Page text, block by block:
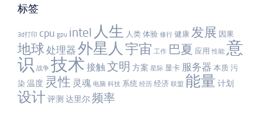
标签
3d打印 cpu gpu intel 人生 人类 体验 修行 健康 发展 因果
地球 处理器 外星人 宇宙 工作 巴夏 应用 性能 意
识 战争 技术 接触文明 方案 星际 显卡 服务器 本质 污
染 温度 灵性 灵魂 电脑 科技 系统 经历 经济 联盟 能量 计划
设计评测 达里尔频率